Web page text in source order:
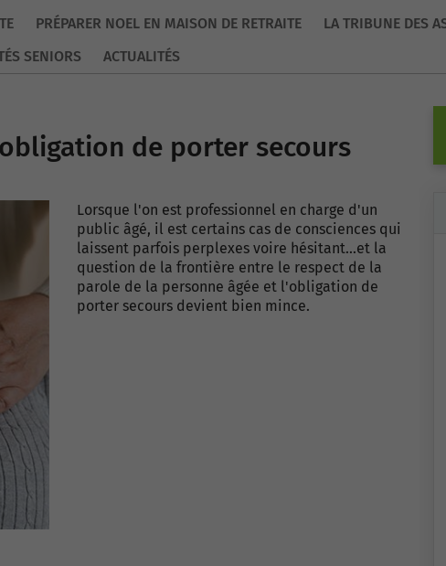
PRÉPARER NOEL EN MAISON DE RETRAITE
LA TRIBUNE DES
SENIORS ACTUALITÉS
de porter secours
Lorsque l'on est professionnel en charge d'un
public âgé, il est certains cas de consciences qui
laissent parfois perplexes voire hésitant...et la
question de la frontière entre le respect de la
parole de la personne âgée et l'obligation de
porter secours devient bien mince.